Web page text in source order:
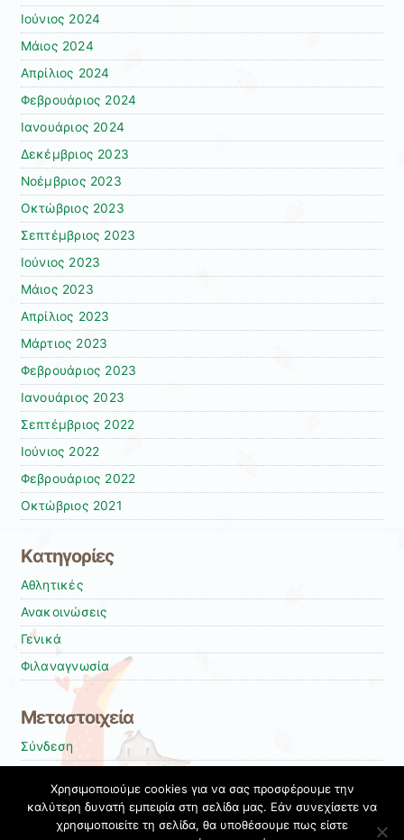
Ιούνιος 2024
Μάιος 2024
Απρίλιος 2024
Φεβρουάριος 2024
Ιανουάριος 2024
Δεκέμβριος 2023
Νοέμβριος 2023
Οκτώβριος 2023
Σεπτέμβριος 2023
Ιούνιος 2023
Μάιος 2023
Απρίλιος 2023
Μάρτιος 2023
Φεβρουάριος 2023
Ιανουάριος 2023
Σεπτέμβριος 2022
Ιούνιος 2022
Φεβρουάριος 2022
Οκτώβριος 2021
Kατηγορίες
Αθλητικές
Ανακοινώσεις
Γενικά
Φιλαναγνωσία
Μεταστοιχεία
Σύνδεση
CommentsRSS
Εκπαιδευτικές Κοινότητες & Ιστολόγια ΠΣΔ
Χρησιμοποιούμε cookies για να σας προσφέρουμε την
καλύτερη δυνατή εμπειρία στη σελίδα μας. Εάν συνεχίσετε να
χρησιμοποιείτε τη σελίδα, θα υποθέσουμε πως είστε